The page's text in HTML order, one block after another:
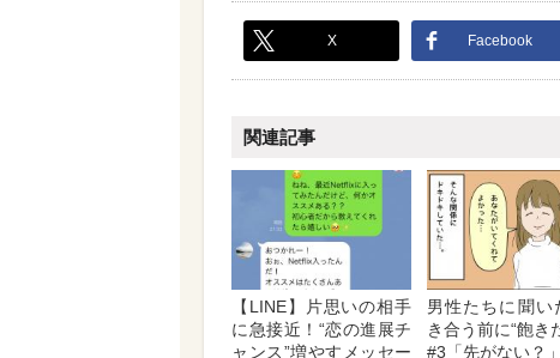
X Facebook
関連記事
【LINE】片思いの相手
に急接近！“恋の進展チ
ャンス”増やすメッセー
男性たちに聞い
き合う前に“飽き
#3「先がない？」